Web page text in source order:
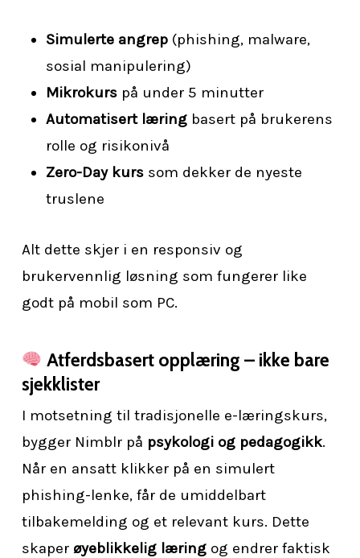
Simulerte angrep(phishing, malware,
sosial manipulering)
Mikrokurspå under 5 minutter
Automatisert læringbasert på brukerens
rolle og risikonivå
Zero-Day kurssom dekker de nyeste
truslene
Alt dette skjer i en responsiv og
brukervennlig løsning som fungerer like
godt på mobil som PC.
Atferdsbasert opplæring – ikke bare
sjekklister
I motsetning til tradisjonelle e-læringskurs,
bygger Nimblr på psykologi og pedagogikk.
Når en ansatt klikker på en simulert
phishing-lenke, får de umiddelbart
tilbakemelding og et relevant kurs. Dette
skaper øyeblikkelig læringog endrer faktisk